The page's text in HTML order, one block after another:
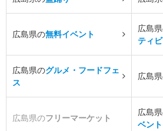
広島県の無料イベント
広島
ティ
広島県のグルメ・フードフェ
ス
広島
広島県のフリーマーケット
広島
ベント